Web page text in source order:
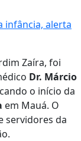
infância, alerta
Zaíra, foi
Dr. Márcio
o início da
em Mauá. O
servidores da